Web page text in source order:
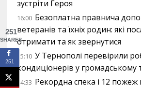
зустріти Героя
16:00 Безоплатна правнича
ветеранів та їхніх родин: які
отримати та як звернутися
15:10 У Тернополі перевірили
кондиціонерів у громадському
14:33 Рекордна спека і 12 пожеж
251
SHARES
251